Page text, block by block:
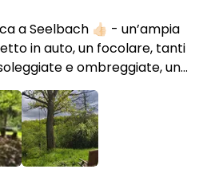
a Seelbach 👍🏻 - un’ampia
in auto, un focolare, tanti
e ombreggiate, un
davvero rilassare! 🏕️ A
montato la tenda
Caddy, dietro al fienile, e
ha funzionato alla
di casa Peter è